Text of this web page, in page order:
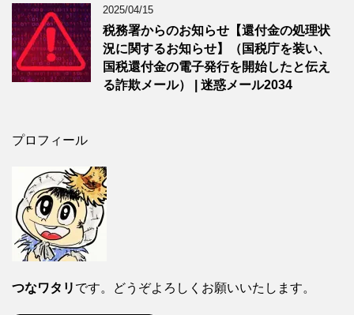
2025/04/15
税務署からのお知らせ【還付金の処理状
況に関するお知らせ】（国税庁を装い、
国税還付金の電子発行を開始したと伝え
る詐欺メール） | 迷惑メール2034
プロフィール
つなワタリ です。どうぞよろしくお願いいたします。